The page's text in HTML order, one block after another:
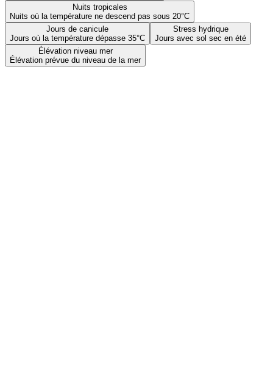
Nuits tropicales
Nuits où la température ne descend pas sous 20°C
Jours de canicule
Jours où la température dépasse 35°C
Stress hydrique
Jours avec sol sec en été
Élévation niveau mer
Élévation prévue du niveau de la mer